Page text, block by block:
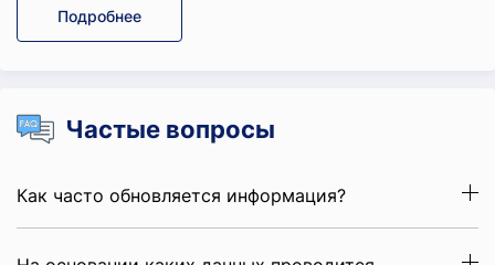
Подробнее
Частые вопросы
Как часто обновляется информация?